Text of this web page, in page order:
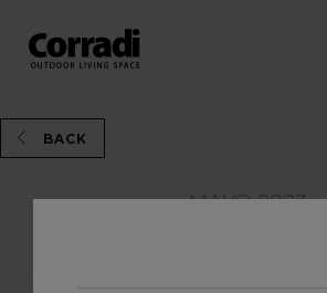
BACK
MAYO 2023